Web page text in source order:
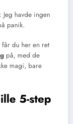
havde ingen
panik.
du her en ret
på, med de
magi, bare
5-step